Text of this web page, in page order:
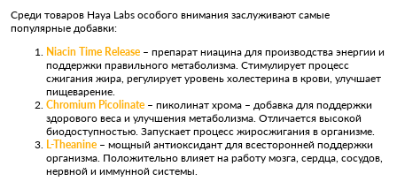
Среди товаров Haya Labs особого внимания заслуживают самые
популярные добавки:
Niacin Time Release – препарат ниацина для производства энергии и
поддержки правильного метаболизма. Стимулирует процесс
сжигания жира, регулирует уровень холестерина в крови, улучшает
пищеварение.
Chromium Picolinate – пиколинат хрома – добавка для поддержки
здорового веса и улучшения метаболизма. Отличается высокой
биодоступностью. Запускает процесс жиросжигания в организме.
L-Theanine – мощный антиоксидант для всесторонней поддержки
организма. Положительно влияет на работу мозга, сердца, сосудов,
нервной и иммунной системы.